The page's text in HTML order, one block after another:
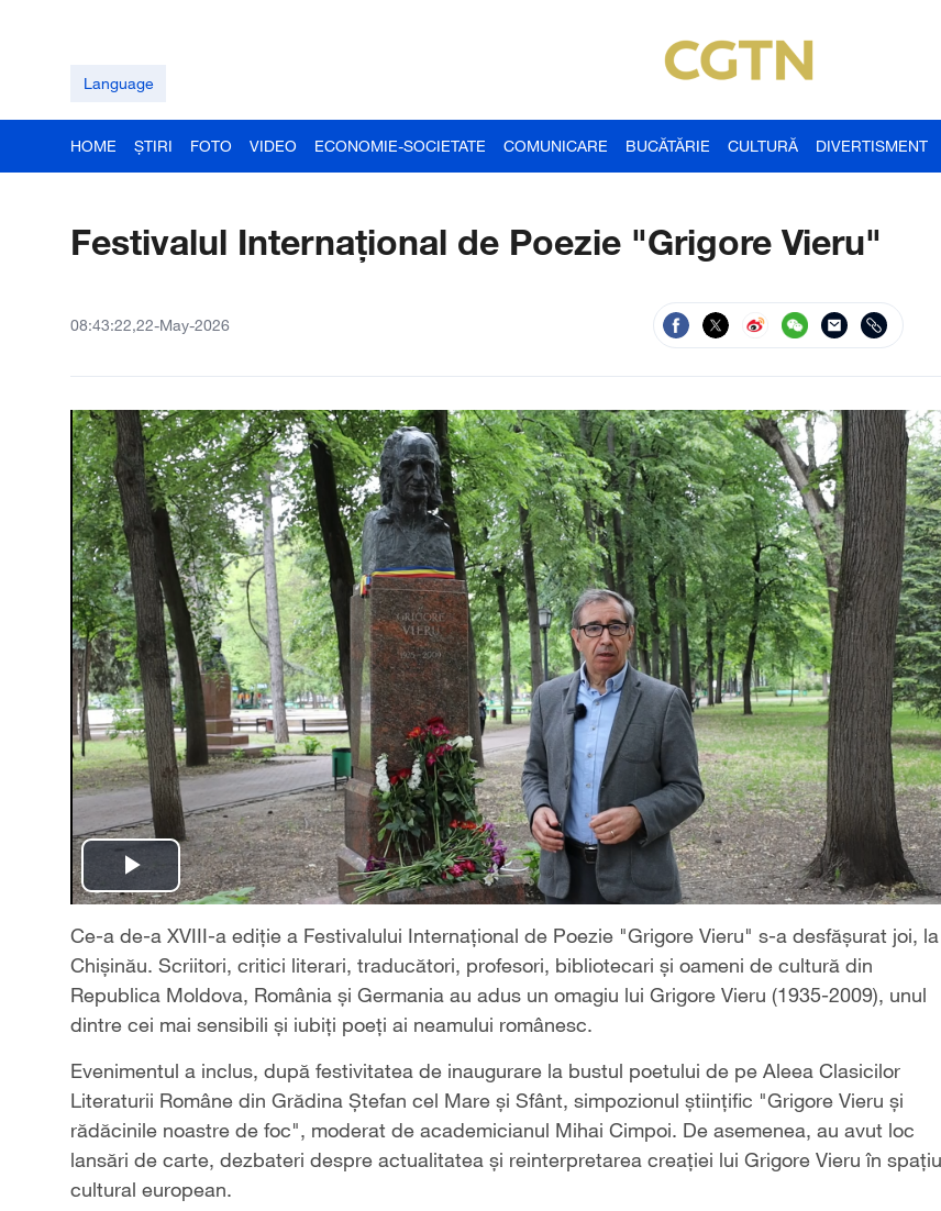
Language
HOME ȘTIRI FOTO VIDEO ECONOMIE-SOCIETATE COMUNICARE BUCĂTĂRIE CULTURĂ DIVERTISMENT
Festivalul Internațional de Poezie "Grigore Vieru"
08:43:22,22-May-2026
Play
Video
Ce-a de-a XVIII-a ediție a Festivalului Internațional de Poezie "Grigore Vieru" s-a desfășurat joi, la
Chișinău. Scriitori, critici literari, traducători, profesori, bibliotecari și oameni de cultură din
Republica Moldova, România și Germania au adus un omagiu lui Grigore Vieru (1935-2009), unul
dintre cei mai sensibili și iubiți poeți ai neamului românesc.
Evenimentul a inclus, după festivitatea de inaugurare la bustul poetului de pe Aleea Clasicilor
Literaturii Române din Grădina Ștefan cel Mare și Sfânt, simpozionul științific "Grigore Vieru și
rădăcinile noastre de foc", moderat de academicianul Mihai Cimpoi. De asemenea, au avut loc
lansări de carte, dezbateri despre actualitatea și reinterpretarea creației lui Grigore Vieru în
cultural european.